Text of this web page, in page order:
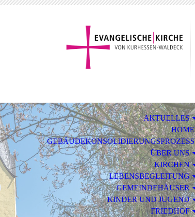
AKTUELLES
HOME
GEBÄUDEKONSOLIDIERUNGSPROZESS
ÜBER UNS
KIRCHEN
LEBENSBEGLEITUNG
GEMEINDEHÄUSER
KINDER UND JUGEND
FRIEDHOF